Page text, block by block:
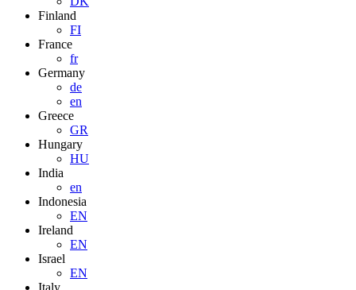
Finland
FI
France
fr
Germany
de
en
Greece
GR
Hungary
HU
India
en
Indonesia
EN
Ireland
EN
Israel
EN
Italy